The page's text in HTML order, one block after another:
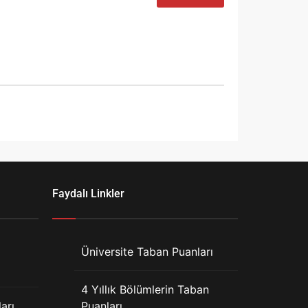
Faydalı Linkler
Üniversite Taban Puanları
4 Yıllık Bölümlerin Taban